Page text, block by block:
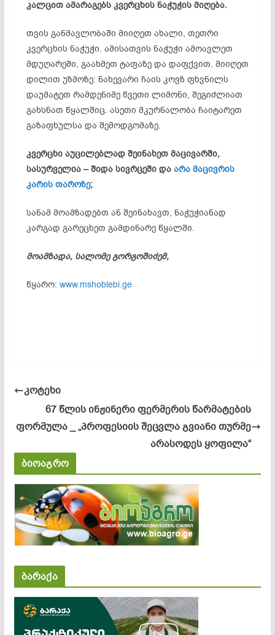
კალცით ამარაგებს კვერცხის ნაჭუჭის მიღება.
თვის განმავლობაში მიიღეთ ახალი, თეთრი
კვერცხის ნაჭუჭი. ამისათვის ნაჭუჭი ამოავლეთ
მდუღარეში, გაახმეთ ტაფაზე და დაფქვით. მიიღეთ
დილით უზმოზე: ნახევარი ჩაის კოვზ ფხვნილს
დაუმატეთ რამდენიმე წვეთი ლიმონი, შეგიძლიათ
გახსნათ წყალშიც. ასეთი მკურნალობა ჩაიტარეთ
გაზაფხულსა და შემოდგომაზე.
კვერცხი აუცილებლად შეინახეთ მაცივარში,
სასურველია – შიდა სივრცეში დაარა მაცივრის
კარის თაროზე;
სანამ მოამზადებთ ან შეინახავთ, ნაჭუჭიანად
კარგად გარეცხეთ გამდინარე წყალში.
მოამზადა, სალომე გორგოშიძემ,
წყარო: www.mshoblebi.ge
კოტეხი
67 წლის ინჟინერი ფერმერის წარმატების
ფორმულა _ „პროფესიის შეცვლა გვიანი თურმე
არასოდეს ყოფილა“
ბიოაგრო
ბარაქა